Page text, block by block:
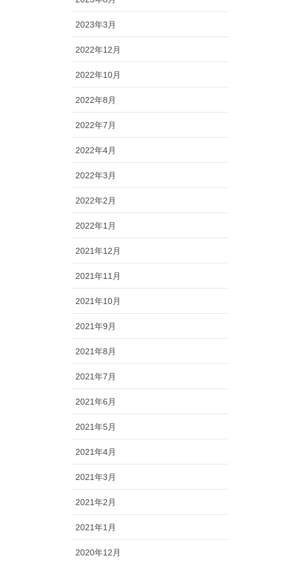
2023年3月
2022年12月
2022年10月
2022年8月
2022年7月
2022年4月
2022年3月
2022年2月
2022年1月
2021年12月
2021年11月
2021年10月
2021年9月
2021年8月
2021年7月
2021年6月
2021年5月
2021年4月
2021年3月
2021年2月
2021年1月
2020年12月